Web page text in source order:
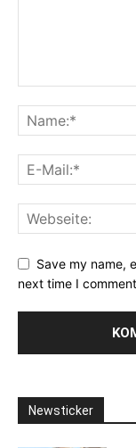
Save my name,
next time I
Newsticker